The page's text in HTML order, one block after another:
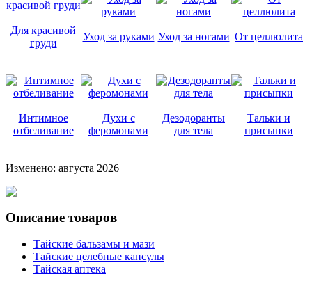
Для красивой
груди
Уход за руками Уход за ногами От целлюлита
Интимное
отбеливание
Духи с
феромонами
Дезодоранты
для тела
Тальки и
присыпки
Изменено: августа 2026
Описание товаров
Тайские бальзамы и мази
Тайские целебные капсулы
Тайская аптека